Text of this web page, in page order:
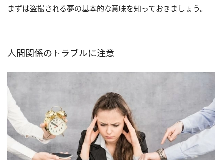
まずは盗撮される夢の基本的な意味を知っておきましょう。
人間関係のトラブルに注意